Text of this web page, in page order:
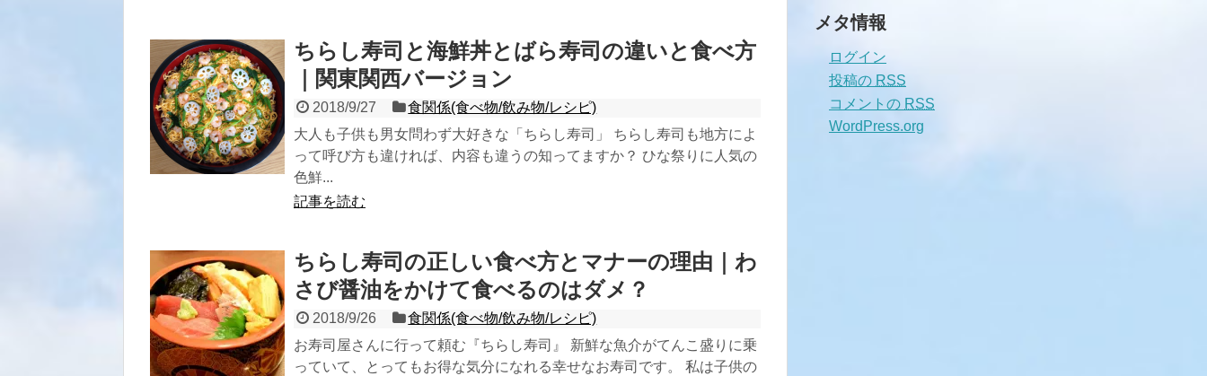
ちらし寿司と海鮮丼とばら寿司の違いと食べ方
｜関東関西バージョン
2018/9/27
食関係(食べ物/飲み物/レシピ)
大人も子供も男女問わず大好きな「ちらし寿司」 ちらし寿司も地方によ
って呼び方も違ければ、内容も違うの知ってますか？ ひな祭りに人気の
色鮮...
記事を読む
ちらし寿司の正しい食べ方とマナーの理由｜わ
さび醤油をかけて食べるのはダメ？
2018/9/26
食関係(食べ物/飲み物/レシピ)
お寿司屋さんに行って頼む『ちらし寿司』 新鮮な魚介がてんこ盛りに乗
っていて、とってもお得な気分になれる幸せなお寿司です。 私は子供の
メタ情報
ログイン
投稿の RSS
コメントの RSS
WordPress.org